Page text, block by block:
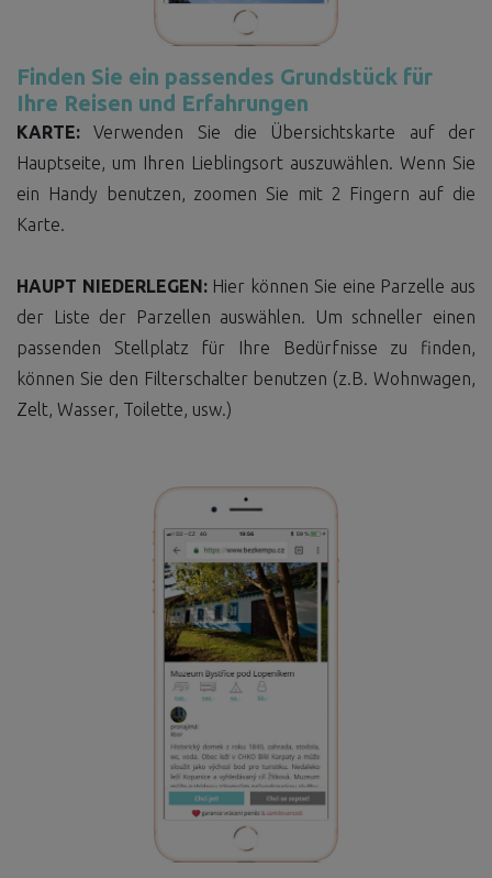
Finden Sie ein passendes Grundstück für
Ihre Reisen und Erfahrungen
KARTE: Verwenden Sie die Übersichtskarte auf der
Hauptseite, um Ihren Lieblingsort auszuwählen. Wenn Sie
ein Handy benutzen, zoomen Sie mit 2 Fingern auf die
Karte.
HAUPT NIEDERLEGEN:Hier können Sie eine Parzelle aus
der Liste der Parzellen auswählen. Um schneller einen
passenden Stellplatz für Ihre Bedürfnisse zu finden,
können Sie den Filterschalter benutzen (z.B. Wohnwagen,
Zelt, Wasser, Toilette, usw.)